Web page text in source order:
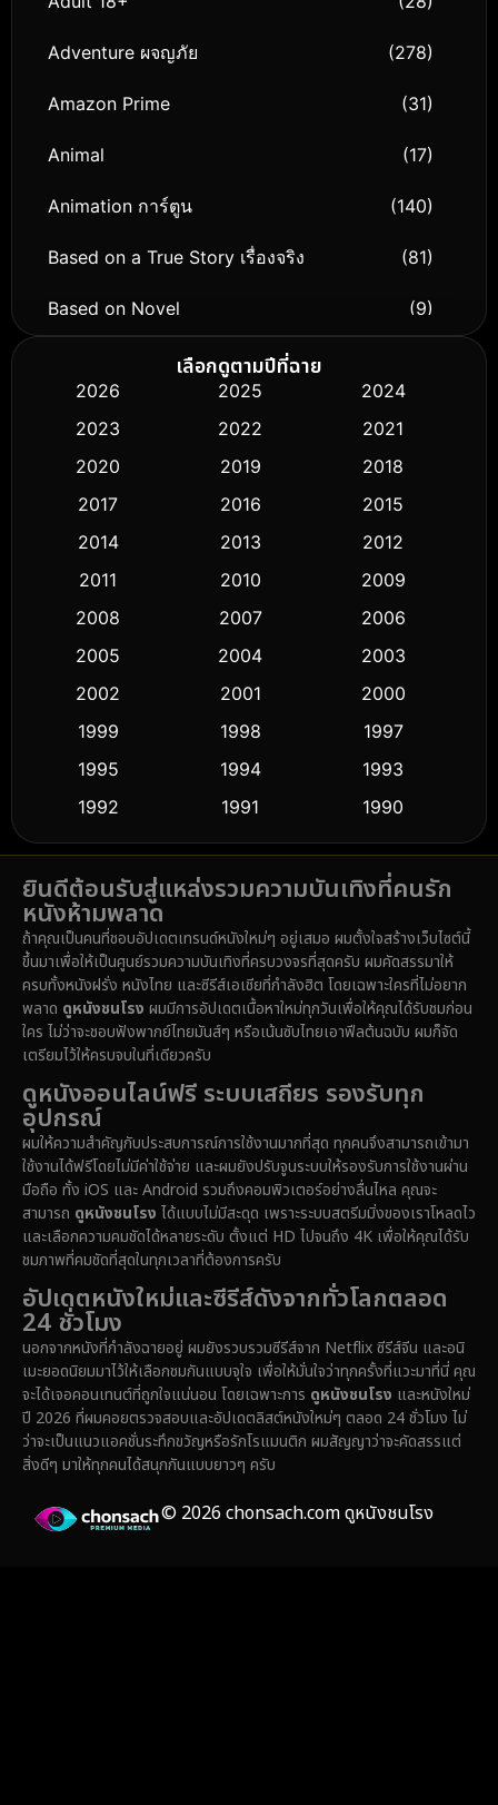
Adventure ผจญภัย (278)
Amazon Prime (31)
Animal (17)
Animation การ์ตูน (140)
Based on a True Story เรื่องจริง (81)
Based on Novel (9)
Biography ชีวิตจริง
Classic หนังคลาสสิก (50)
Comedy ตลก (451)
Crime อาชญากรรม (530)
Cult Film
Dance เต้น (10)
Detective สืบสวน
Disaster
Disney+ (5)
Documentary สารคดี (92)
Dystopian
Emotional (61)
Epic มหากาพย์ (228)
Family ครอบครัว
Fantasy จินตนาการ (336)
Fiction (14)
Gothic
เลือกดูตามปีที่ฉาย
2026 2025
2024
2023
2022
2021
2020
2019
2018
2017
2016
2015
2014
2013
2012
2011
2010
2009
2008
2007
2006
2005
2004
2003
2002
2001
2000
1999
1998
1997
1995
1994
1993
1992
1991
1990
1989
1988
1986
1985
1983
1982
1981
1971
1962 1953
ยินดีต้อนรับสู่แหล่งรวมความบันเทิงที่คนรัก
หนังห้ามพลาด
ถ้าคุณเป็นคนที่ชอบอัปเดตเทรนด์หนังใหม่ๆ อยู่เสมอ ผมตั้งใจสร้างเว็บไซต์นี้
ขึ้นมาเพื่อให้เป็นศูนย์รวมความบันเทิงที่ครบวงจรที่สุดครับ ผมคัดสรรมาให้
ครบทั้งหนังฝรั่ง หนังไทย และซีรีส์เอเชียที่กำลังฮิต โดยเฉพาะใครที่ไม่อยาก
พลาด ดูหนังชนโรง ผมมีการอัปเดตเนื้อหาใหม่ทุกวันเพื่อให้คุณได้รับชมก่อน
ใคร ไม่ว่าจะชอบฟังพากย์ไทยมันส์ๆ หรือเน้นซับไทยเอาฟีลต้นฉบับ ผมก็จัด
เตรียมไว้ให้ครบจบในที่เดียวครับ
ดูหนังออนไลน์ฟรี ระบบเสถียร รองรับทุก
อุปกรณ์
ผมให้ความสำคัญกับประสบการณ์การใช้งานมากที่สุด ทุกคนจึงสามารถเข้ามา
ใช้งานได้ฟรีโดยไม่มีค่าใช้จ่าย และผมยังปรับจูนระบบให้รองรับการใช้งานผ่าน
มือถือ ทั้ง iOS และ Android รวมถึงคอมพิวเตอร์อย่างลื่นไหล คุณจะ
สามารถ ดูหนังชนโรง ได้แบบไม่มีสะดุด เพราะระบบสตรีมมิ่งของเราโหลดไว
และเลือกความคมชัดได้หลายระดับ ตั้งแต่ HD ไปจนถึง 4K เพื่อให้คุณได้รับ
ชมภาพที่คมชัดที่สุดในทุกเวลาที่ต้องการครับ
อัปเดตหนังใหม่และซีรีส์ดังจากทั่วโลกตลอด
24 ชั่วโมง
นอกจากหนังที่กำลังฉายอยู่ ผมยังรวบรวมซีรีส์จาก Netflix ซีรีส์จีน และอนิ
เมะยอดนิยมมาไว้ให้เลือกชมกันแบบจุใจ เพื่อให้มั่นใจว่าทุกครั้งที่แวะมาที่นี่ คุณ
จะได้เจอคอนเทนต์ที่ถูกใจแน่นอน โดยเฉพาะการ ดูหนังชนโรง และหนังใหม่
ปี 2026 ที่ผมคอยตรวจสอบและอัปเดตลิสต์หนังใหม่ๆ ตลอด 24 ชั่วโมง ไม่
ว่าจะเป็นแนวแอคชั่นระทึกขวัญหรือรักโรแมนติก ผมสัญญาว่าจะคัดสรรแต่
สิ่งดีๆ มาให้ทุกคนได้สนุกกันแบบยาวๆ ครับ
© 2026 chonsach.com ดูหนังชนโรง